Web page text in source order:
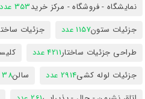
نمایشگاه - فروشگاه - مرکز خرید353 عدد
جزئیات ستون1157 عدد جزئیات
طراحی جزئیات ساختار4211 عدد
جزئیات لوله کشی2914 عدد سالن38 عدد